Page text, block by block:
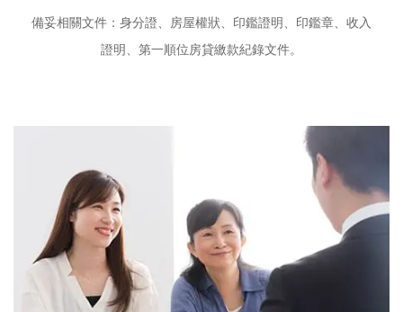
備妥相關文件：身分證、房屋權狀、印鑑證明、印鑑章、收入
證明、第一順位房貸繳款紀錄文件。